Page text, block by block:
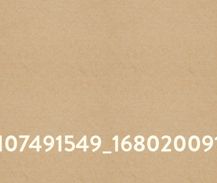
Iets te vieren
Trouwen aan zee
Vergaderen
Activiteiten
Reserveren
Agenda